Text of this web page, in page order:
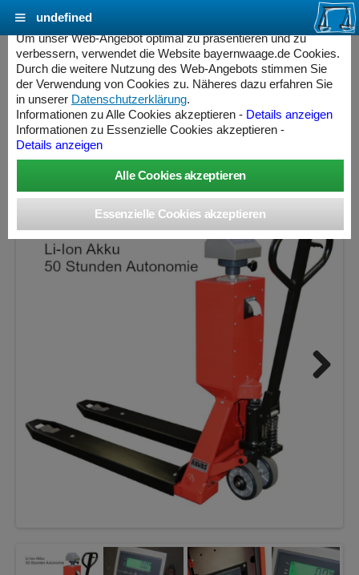
RAVAS PROLINE 3200 Li Wiegender
Handhubwagen Professional Line
Wägebereich: 200 / 400 / 2000 kg, Ablesbarkeit: 0,1 / 0,2 /
0,5 kg, eichfähig
Cookie Einstellungen - bayernwaage.de
Um unser Web-Angebot optimal zu präsentieren und zu
verbessern, verwendet die Website bayernwaage.de Cookies.
Durch die weitere Nutzung des Web-Angebots stimmen Sie
der Verwendung von Cookies zu. Näheres dazu erfahren Sie
in unserer Datenschutzerklärung.
Informationen zu Alle Cookies akzeptieren - Details anzeigen
Informationen zu Essenzielle Cookies akzeptieren -
Details anzeigen
undefined